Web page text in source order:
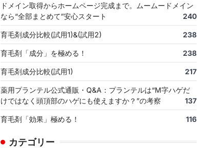
ドメイン取得からホームページ完成まで。ムームードメイン
なら“全部まとめて”安心スタート
240
育毛剤成分比較(試用1)&(試用2) 238
育毛剤「成分」を極める！ 238
育毛剤成分比較(試用1) 217
薬用プランテル公式通販・Q&A：プランテルは“M字ハゲだ
けではなく頭頂部のハゲにも使えますか？”の考察
137
育毛剤「効果」極める！ 116
カテゴリー